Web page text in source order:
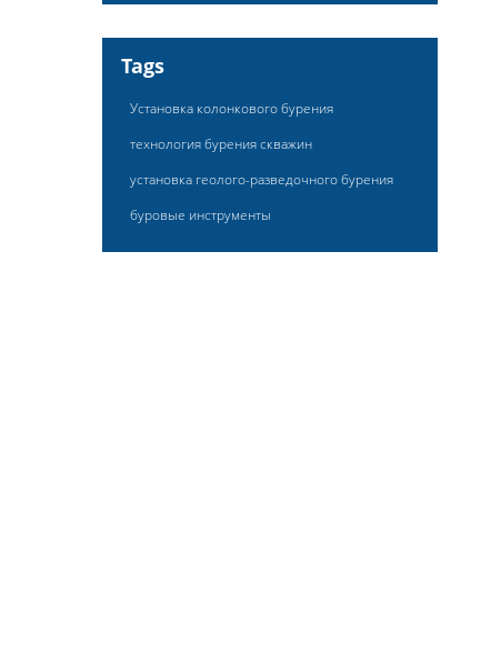
Tags
Установка колонкового бурения
технология бурения скважин
установка геолого-разведочного бурения
буровые инструменты